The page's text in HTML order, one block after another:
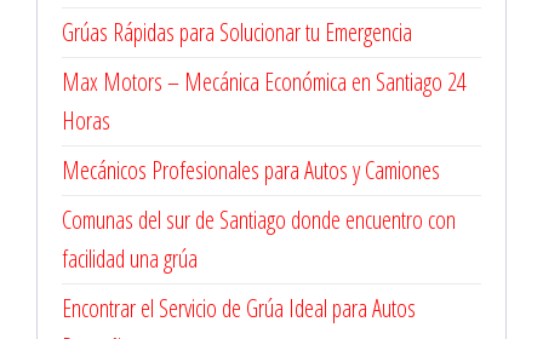
Grúas Rápidas para Solucionar tu Emergencia
Max Motors – Mecánica Económica en Santiago 24
Horas
Mecánicos Profesionales para Autos y Camiones
Comunas del sur de Santiago donde encuentro con
facilidad una grúa
Encontrar el Servicio de Grúa Ideal para Autos